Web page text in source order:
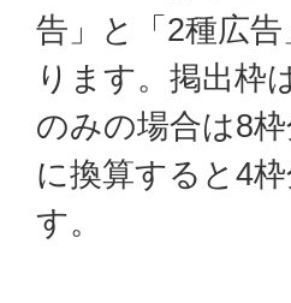
告」と「2種広
ります。掲出枠
のみの場合は8
に換算すると4
す。